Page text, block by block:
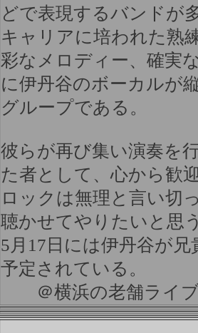
どで表現するバンドが
キャリアに培われた熟
彩なメロディー、確実
に伊丹谷のボーカルが
グループである。
彼らが再び集い演奏を
た者として、心から歓
ロックは無理と言い切
聴かせてやりたいと思
5月17日には伊丹谷が
予定されている。
＠横浜の老舗ライ